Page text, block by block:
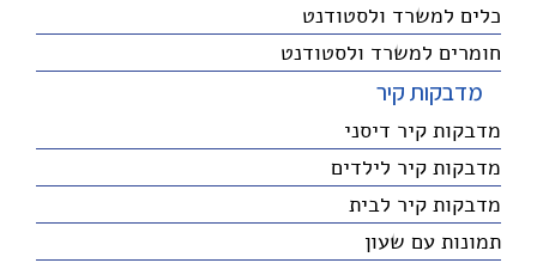
כלים למשרד ולסטודנט
חומרים למשרד ולסטודנט
מדבקות קיר
מדבקות קיר דיסני
מדבקות קיר לילדים
מדבקות קיר לבית
תמונות עם שעון